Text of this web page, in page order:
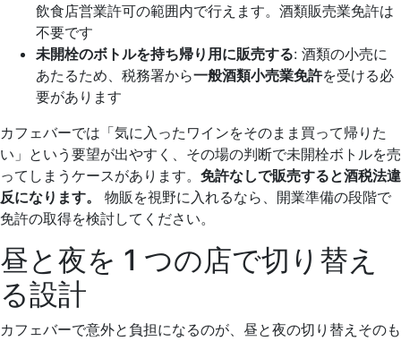
飲食店営業許可の範囲内で行えます。酒類販売業免許は
不要です
未開栓のボトルを持ち帰り用に販売する: 酒類の小売に
あたるため、税務署から一般酒類小売業免許を受ける必
要があります
カフェバーでは「気に入ったワインをそのまま買って帰りた
い」という要望が出やすく、その場の判断で未開栓ボトルを売
ってしまうケースがあります。 免許なしで販売すると酒税法違
反になります。
物販を視野に入れるなら、開業準備の段階で
免許の取得を検討してください。
昼と夜を 1 つの店で切り替え
る設計
カフェバーで意外と負担になるのが、昼と夜の切り替えそのも